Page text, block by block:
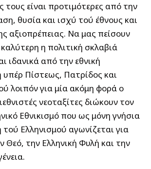
τους είναι προτιμότερες από την
θυσία και ισχύ τού έθνους και
αξιοπρέπειας. Να μας πείσουν
καλύτερη η πολιτική σκλαβιά
ιδανικά από την εθνική
Πίστεως, Πατρίδος και
λοιπόν για μία ακόμη φορά ο
νεοταξίτες διώκουν τον
Εθνικισμό που ως μόνη γνήσια
Ελληνισμού αγωνίζεται για
Θεό, την Ελληνική Φυλή και την